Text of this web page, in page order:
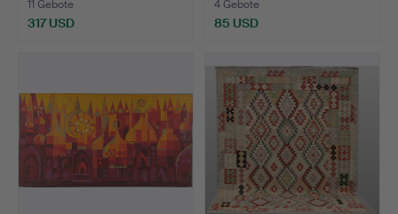
11 Gebote
317 USD
4 Gebote
85 USD